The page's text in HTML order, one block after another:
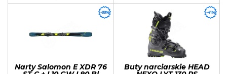
Narty Salomon E XDR 76
-33%
Buty narciarskie HEAD
-41%